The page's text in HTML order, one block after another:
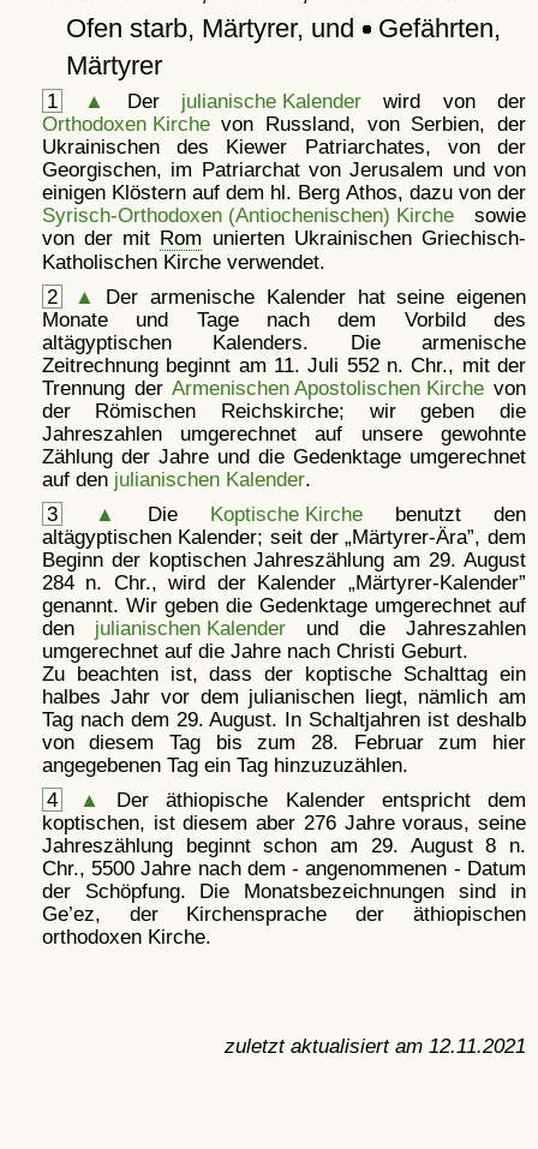
Ofen starb, Märtyrer, und Gefährten,
Märtyrer
1 ▲ Der julianische Kalenderwird von der
Orthodoxen Kirchevon Russland, von Serbien, der
Ukrainischen des Kiewer Patriarchates, von der
Georgischen, im Patriarchat von Jerusalem und von
einigen Klöstern auf dem hl. Berg Athos, dazu von der
Syrisch-Orthodoxen (Antiochenischen) Kirchesowie
von der mit Rom unierten Ukrainischen Griechisch-
Katholischen Kirche verwendet.
2
▲
Der armenische Kalender hat seine eigenen
Monate und Tage nach dem Vorbild des
altägyptischen Kalenders. Die armenische
Zeitrechnung beginnt am 11. Juli 552 n. Chr., mit der
Trennung derArmenischen Apostolischen Kirche von
der Römischen Reichskirche; wir geben die
Jahreszahlen umgerechnet auf unsere gewohnte
Zählung der Jahre und die Gedenktage umgerechnet
auf den julianischen Kalender.
3
▲ Die Koptische Kirchebenutzt den
altägyptischen Kalender; seit der Märtyrer-Ära , dem
Beginn der koptischen Jahreszählung am 29. August
284 n. Chr., wird der Kalender
Märtyrer-Kalender
genannt. Wir geben die Gedenktage umgerechnet auf
den julianischen Kalenderund die Jahreszahlen
umgerechnet auf die Jahre nach Christi Geburt.
Zu beachten ist, dass der koptische Schalttag ein
halbes Jahr vor dem julianischen liegt, nämlich am
Tag nach dem 29. August. In Schaltjahren ist deshalb
von diesem Tag bis zum 28. Februar zum hier
angegebenen Tag ein Tag hinzuzuzählen.
4
▲
Der äthiopische Kalender entspricht dem
koptischen, ist diesem aber 276 Jahre voraus, seine
Jahreszählung beginnt schon am 29. August 8 n.
Chr., 5500 Jahre nach dem - angenommenen - Datum
der Schöpfung. Die Monatsbezeichnungen sind in
Ge’ez, der Kirchensprache der äthiopischen
orthodoxen Kirche.
zuletzt aktualisiert am 12.11.2021